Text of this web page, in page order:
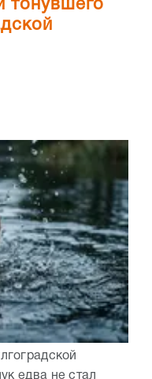
тонувшего
едва не стал